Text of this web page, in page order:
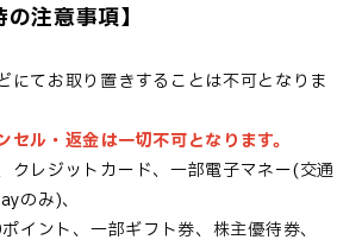
の注意事項】
にてお取り置きすることは不可となりま
ル・返金は一切不可となります。
クレジットカード、一部電子マネー(交通
のみ)、
イント、一部ギフト券、株主優待券、